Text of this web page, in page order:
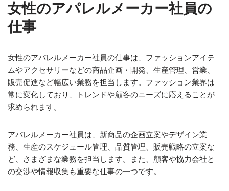
女性のアパレルメーカー社員の
仕事
女性のアパレルメーカー社員の仕事は、ファッションアイテ
ムやアクセサリーなどの商品企画・開発、生産管理、営業、
販売促進など幅広い業務を担当します。ファッション業界は
常に変化しており、トレンドや顧客のニーズに応えることが
求められます。
アパレルメーカー社員は、新商品の企画立案やデザイン業
務、生産のスケジュール管理、品質管理、販売戦略の立案な
ど、さまざまな業務を担当します。また、顧客や協力会社と
の交渉や情報収集も重要な仕事の一つです。